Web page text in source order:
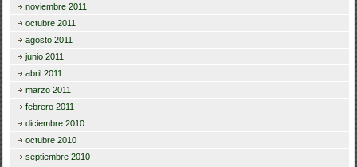
noviembre 2011
octubre 2011
agosto 2011
junio 2011
abril 2011
marzo 2011
febrero 2011
diciembre 2010
octubre 2010
septiembre 2010